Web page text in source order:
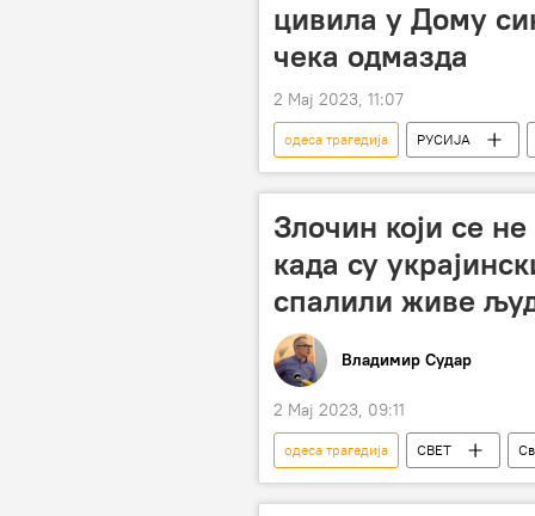
цивила у Дому
чека одмазда
2 Мај 2023, 11:07
одеса трагедија РУСИЈА
Украјина
Злочин који се
када су
спалили живе
Владимир Судар
2 Мај 2023, 09:11
одеса трагедија СВЕТ
неонацисти
Десни сектор